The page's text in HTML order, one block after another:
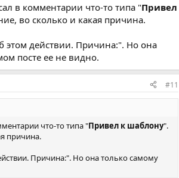
в комментарии что-то типа "Привел
во сколько и какая причина.
этом действии. Причина:". Но она
посте ее не видно.
#11
что-то типа "Привел к шаблону".
причина.
Причина:". Но она только самому